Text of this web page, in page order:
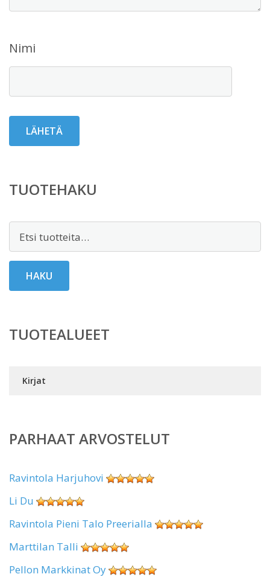
Nimi
TUOTEHAKU
HAKU
TUOTEALUEET
Kirjat
PARHAAT ARVOSTELUT
Ravintola Harjuhovi
Li Du
Ravintola Pieni Talo Preerialla
Marttilan Talli
Pellon Markkinat Oy